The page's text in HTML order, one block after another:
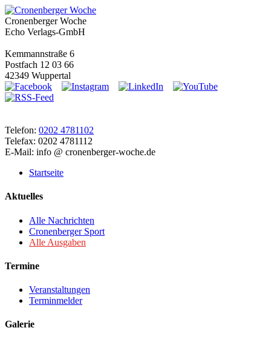
Cronenberger Woche
Echo Verlags-GmbH
Kemmannstraße 6
Postfach 12 03 66
42349 Wuppertal
Telefon: 0202 4781102
Telefax: 0202 4781112
E-Mail: info @ cronenberger-woche.de
Startseite
Aktuelles
Alle Nachrichten
Cronenberger Sport
Alle Ausgaben
Termine
Veranstaltungen
Terminmelder
Galerie